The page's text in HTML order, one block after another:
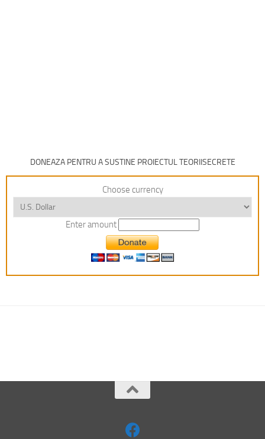
DONEAZA PENTRU A SUSTINE PROIECTUL TEORIISECRETE
Choose currency
Enter amount